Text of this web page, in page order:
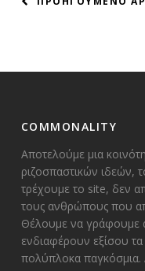
COMMONALITY
Αποτελούμε μια
ριζοσπαστικών ιδεών,
τρέχουμε το site, δεν
τους ανθρώπους που
Θέλουμε να γράφουμε
ενδιαφέρουν εξίσου τα
πολύπλοκα παγκόσμια.